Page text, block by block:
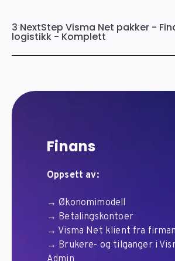
3 NextStep Visma Net pakker -
logistikk - Komplett
Finans
Oppsett av:
→ Økonomimodell
→ Betalingskontoer
→ Visma Net klient fra
→ Brukere- og tilganger i